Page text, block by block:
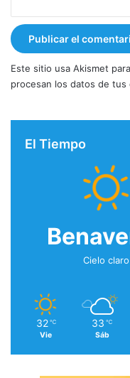
Este sitio usa Akismet
procesan los datos de tus
El Tiempo
Cielo claro
32 ℃
Vie
33 ℃
Sáb